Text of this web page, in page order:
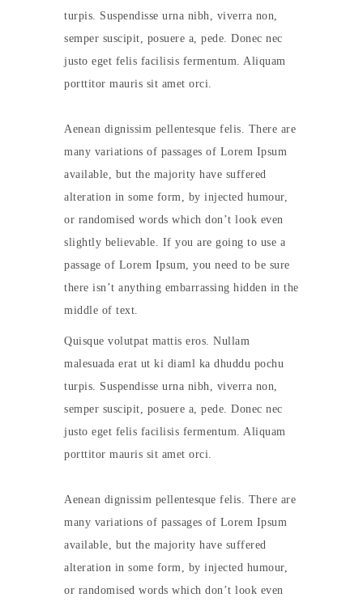
turpis. Suspendisse urna nibh, viverra non,
semper suscipit, posuere a, pede. Donec nec
justo eget felis facilisis fermentum. Aliquam
porttitor mauris sit amet orci.
Aenean dignissim pellentesque felis. There are
many variations of passages of Lorem Ipsum
available, but the majority have suffered
alteration in some form, by injected humour,
or randomised words which don’t look even
slightly believable. If you are going to use a
passage of Lorem Ipsum, you need to be sure
there isn’t anything embarrassing hidden in the
middle of text.
Quisque volutpat mattis eros. Nullam
malesuada erat ut ki diaml ka dhuddu pochu
turpis. Suspendisse urna nibh, viverra non,
semper suscipit, posuere a, pede. Donec nec
justo eget felis facilisis fermentum. Aliquam
porttitor mauris sit amet orci.
Aenean dignissim pellentesque felis. There are
many variations of passages of Lorem Ipsum
available, but the majority have suffered
alteration in some form, by injected humour,
or randomised words which don’t look even